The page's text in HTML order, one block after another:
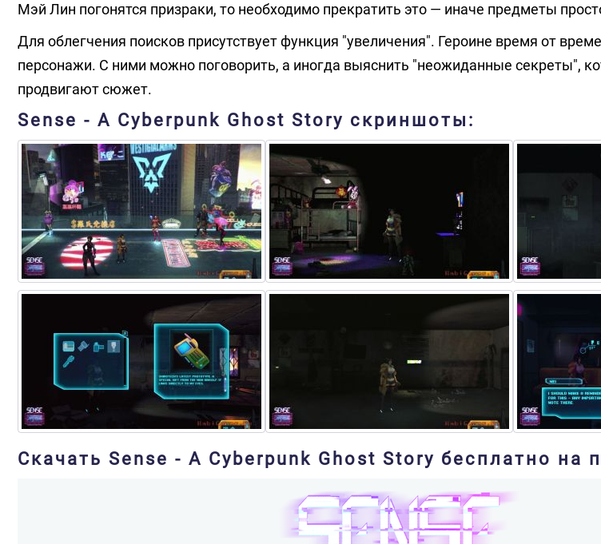
Мэй Лин погонятся призраки, то необходимо прекратить это — иначе предметы
Для облегчения поисков присутствует функция "увеличения". Героине время от
персонажи. С ними можно поговорить, а иногда выяснить "неожиданные секреты",
продвигают сюжет.
Sense - A Cyberpunk Ghost Story скриншоты:
Скачать Sense - A Cyberpunk Ghost Story бесплатно на